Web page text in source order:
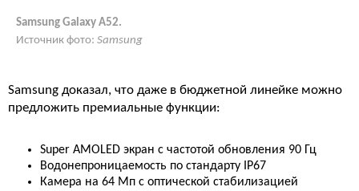
Samsung Galaxy A52.
Источник фото: Samsung
Samsung доказал, что даже в бюджетной линейке можно
предложить премиальные функции:
Super AMOLED экран с частотой обновления 90 Гц
Водонепроницаемость по стандарту IP67
Камера на 64 Мп с оптической стабилизацией